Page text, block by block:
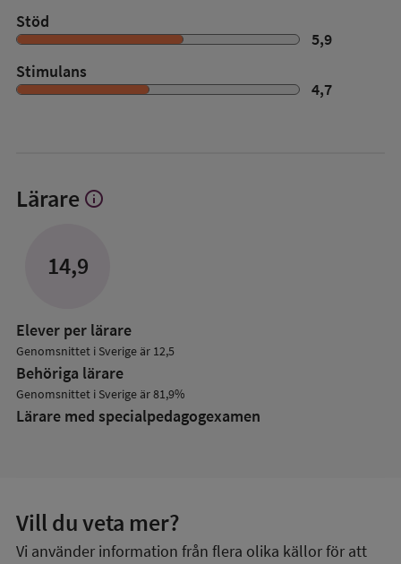
Stöd
5,9
Stimulans
4,7
Lärare Visa
info
14,9
Elever per lärare
Genomsnittet i Sverige är 12,5
Behöriga lärare
Genomsnittet i Sverige är 81,9%
Lärare med specialpedagog­examen
Vill du veta mer?
Vi använder information från flera olika källor för att